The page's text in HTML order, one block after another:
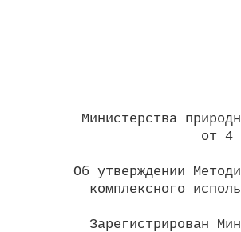
Министерства
от 4
Об утверждении
комплексного
Зарегистрирован